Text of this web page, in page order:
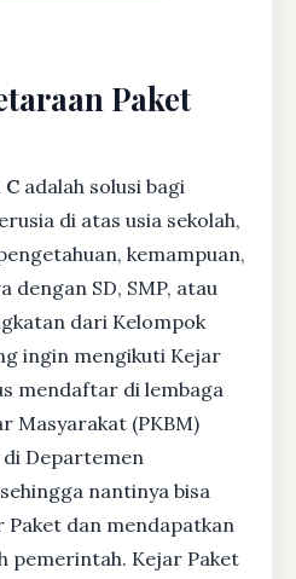
Paket
C adalah solusi bagi
di atas usia sekolah,
kemampuan,
dengan SD, SMP, atau
dari Kelompok
ingin mengikuti Kejar
mendaftar di lembaga
Masyarakat (PKBM)
Departemen
nantinya bisa
dan mendapatkan
pemerintah. Kejar Paket